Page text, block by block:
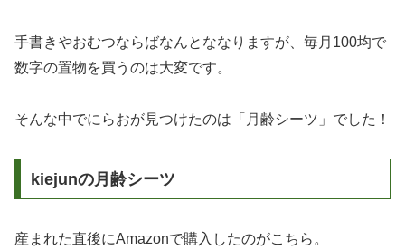
手書きやおむつならばなんとななりますが、毎月100均で
数字の置物を買うのは大変です。
そんな中でにらおが見つけたのは「月齢シーツ」でした！
kiejunの月齢シーツ
産まれた直後にAmazonで購入したのがこちら。